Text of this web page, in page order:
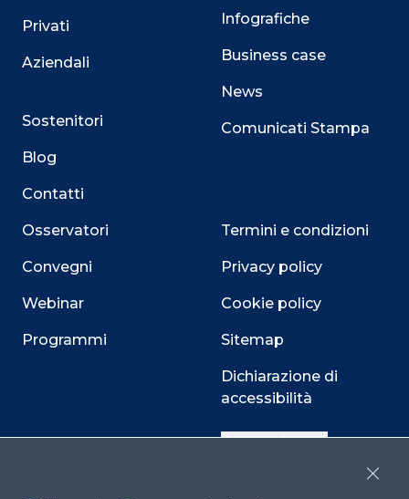
Privati
Aziendali
Sostenitori
Blog
Contatti
Osservatori
Convegni
Webinar
Programmi
Infografiche
Business case
News
Comunicati Stampa
Termini e condizioni
Privacy policy
Cookie policy
Sitemap
Dichiarazione di
accessibilità
Cookie Center